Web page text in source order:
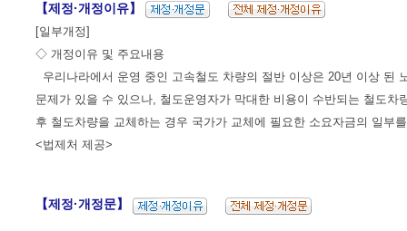
【제정·개정이유】
[일부개정]
◇ 개정이유 및 주요내용
우리나라에서 운영 중인 고속철도 차량의 절반 이상은 20년 이상 된
문제가 있을 수 있으나, 철도운영자가 막대한 비용이 수반되는 철도
후 철도차량을 교체하는 경우 국가가 교체에 필요한 소요자금의 일부
<법제처 제공>
【제정·개정문】